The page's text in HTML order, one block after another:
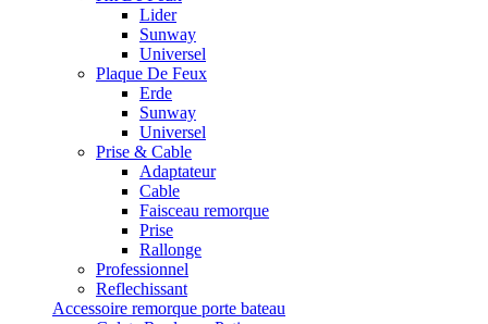
Lider
Sunway
Universel
Plaque De Feux
Erde
Sunway
Universel
Prise & Cable
Adaptateur
Cable
Faisceau remorque
Prise
Rallonge
Professionnel
Reflechissant
Accessoire remorque porte bateau